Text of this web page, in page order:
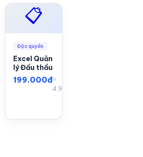
📋
Độc quyền
Excel Quản
lý Đấu thầu
199.000đ⭐
4.9